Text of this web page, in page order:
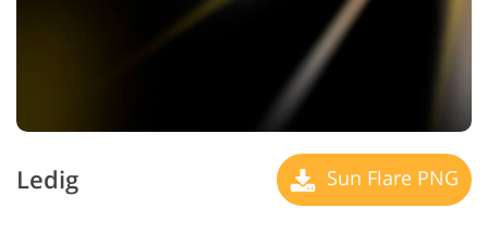
Ledig Sun Flare PNG